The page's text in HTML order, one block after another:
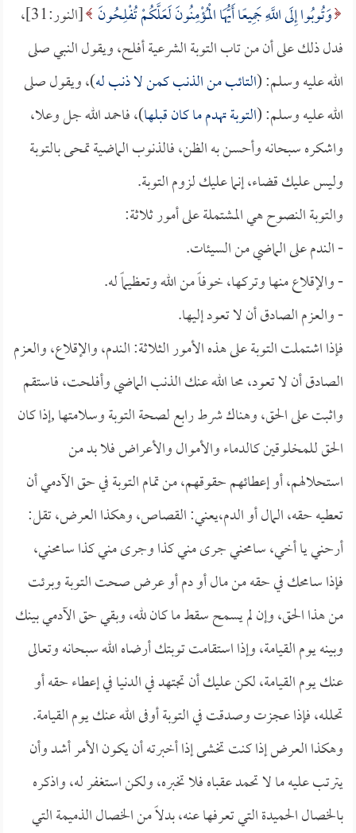
وَتُوبُوا إِلَى اللَّهِ جَمِيعًا أَيُّهَا الْمُؤْمِنُونَ لَعَلَّكُمْ تُفْلِحُونَ
[النور:31]،
فدل ذلك على أن من تاب التوبة الشرعية أفلح، ويقول النبي صلى
الله عليه وسلم: (التائب من الذنب كمن لا ذنب له)، ويقول صلى
الله عليه وسلم: (التوبة تهدم ما كان قبلها)، فاحمد الله جل وعلا،
واشكره سبحانه وأحسن به الظن، فالذنوب الماضية تمحى بالتوبة
وليس عليك قضاء، إنما عليك لزوم التوبة.
والتوبة النصوح هي المشتملة على أمور ثلاثة:
- الندم على الماضي من السيئات.
- والإقلاع منها وتركها، خوفاً من الله وتعظيماً له.
- والعزم الصادق أن لا تعود إليها.
فإذا اشتملت التوبة على هذه الأمور الثلاثة: الندم، والإقلاع، والعزم
الصادق أن لا تعود، محا الله عنك الذنب الماضي وأفلحت، فاستقم
واثبت على الحق، وهناك شرط رابع لصحة التوبة وسلامتها ,إذا كان
الحق للمخلوقين كالدماء والأموال والأعراض فلا بد من
استحلالهم، أو إعطائهم حقوقهم، من تمام التوبة في حق الآدمي أن
تعطيه حقه، المال أو الدم،يعني: القصاص، وهكذا العرض، تقل:
أرحني يا أخي، سامحني جرى مني كذا وجرى مني كذا سامحني،
فإذا سامحك في حقه من مال أو دم أو عرض صحت التوبة وبرئت
من هذا الحق، وإن لم يسمح سقط ما كان لله، وبقي حق الآدمي بينك
وبينه يوم القيامة، وإذا استقامت توبتك أرضاه الله سبحانه وتعالى
عنك يوم القيامة، لكن عليك أن تجتهد في الدنيا في إعطاء حقه أو
تحلله، فإذا عجزت وصدقت في التوبة أوفى الله عنك يوم القيامة.
وهكذا العرض إذا كنت تخشى إذا أخبرته أن يكون الأمر أشد وأن
يترتب عليه ما لا تحمد عقباه فلا تخبره، ولكن استغفر له، واذكره
بالخصال الحميدة التي تعرفها عنه، بدلاً من الخصال الذميمة التي